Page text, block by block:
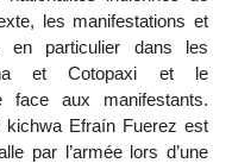
les manifestations et
en particulier dans les
et Cotopaxi et le
face aux manifestants.
kichwa Efraín Fuerez est
par l’armée lors d’une